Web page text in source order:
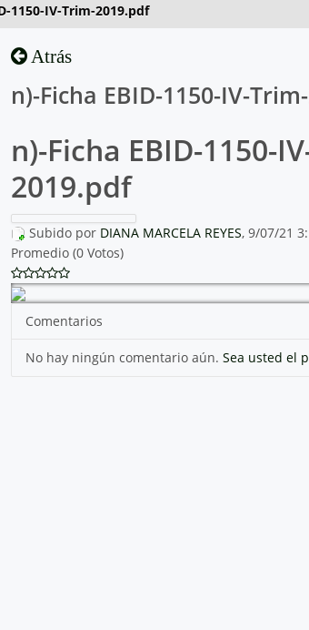
1150-IV-Trim-2019.pdf
Atrás
n)-Ficha EBID-1150-IV-
n)-Ficha EBID-1150-
2019.pdf
Subido por DIANA MARCELA REYES, 9/07/21
Promedio (0 Votos)
Comentarios
No hay ningún comentario aún. Sea usted el